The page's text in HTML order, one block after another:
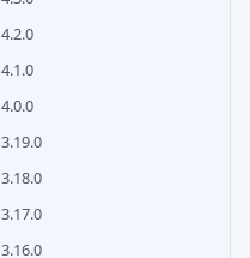
4.2.0
4.1.0
4.0.0
3.19.0
3.18.0
3.17.0
3.16.0